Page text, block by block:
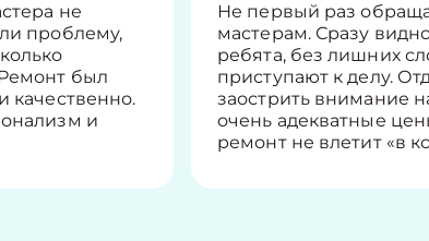
не
проблему,
был
качественно.
и
Не первый раз
мастерам. Сразу
ребята, без лишних
приступают к делу.
заострить внимание
очень адекватные
ремонт не влетит «в